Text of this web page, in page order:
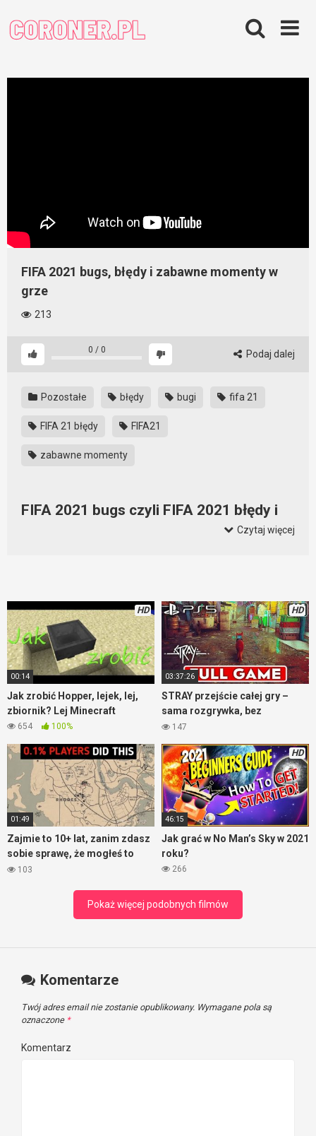
content
FIFA 2021 bugs, błędy i zabawne momenty w
grze
213
0 / 0 Podaj dalej
Pozostałe błędy bugi fifa 21
FIFA 21 błędy FIFA21
zabawne momenty
FIFA 2021 bugs czyli FIFA 2021 błędy i
nauczyć się z nimi żyć, albo czekać na aktualizacje. Czasem z
tych błędów powstają zabawne sytuacje. Zresztą sami się
przekonajcie o tym.
Czytaj więcej
HD
00:14
Jak zrobić Hopper, lejek, lej,
zbiornik? Lej Minecraft
654 100%
HD
03:37:26
STRAY przejście całej gry –
sama rozgrywka, bez
komentarza
147
01:49
Zajmie to 10+ lat, zanim zdasz
sobie sprawę, że mogłeś to
zrobić – RDR2
103
HD
46:15
Jak grać w No Man’s Sky w 2021
roku?
266
Pokaż więcej podobnych filmów
Komentarze
Twój adres email nie zostanie opublikowany. Wymagane pola są
oznaczone *
Komentarz